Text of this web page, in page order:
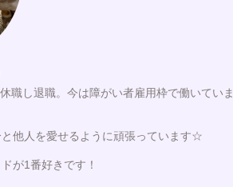
職し退職。今は障がい者雇用枠で働いていま
他人を愛せるように頑張っています☆
が1番好きです！